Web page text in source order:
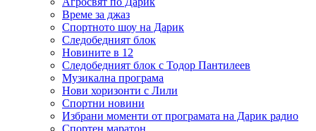
Време за джаз
Спортното шоу на Дарик
Следобедният блок
Новините в 12
Следобедният блок с Тодор Пантилеев
Музикална програма
Нови хоризонти с Лили
Спортни новини
Избрани моменти от програмата на Дарик радио
Спортен маратон